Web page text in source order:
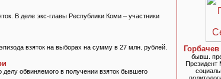
В деле экс-главы Республики Коми – участники
взяток на выборах на сумму в 27 млн. рублей.
обвиняемого в получении взяток бывшего
бывш.
Президент